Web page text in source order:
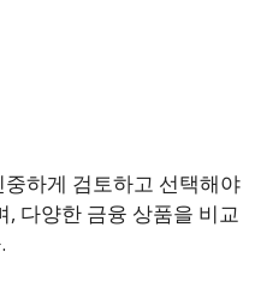
하게 검토하고 선택해야
다양한 금융 상품을 비교